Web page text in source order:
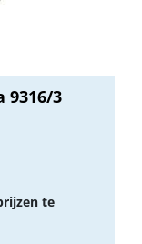
9316/3
te